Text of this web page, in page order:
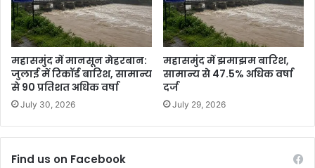
महासमुंद में मानसून मेहरबान:
जुलाई में रिकॉर्ड बारिश, सामान्य
से 90 प्रतिशत अधिक वर्षा
July 30, 2026
महासमुंद में झमाझम बारिश,
सामान्य से 47.5% अधिक वर्षा
दर्ज
July 29, 2026
Find us on Facebook